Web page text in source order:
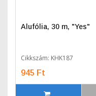
Alufólia, 30 m, "Yes"
Cikkszám: KHK187
945 Ft